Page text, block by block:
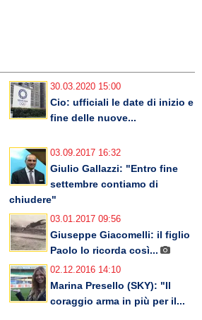
30.03.2020 15:00
Cio: ufficiali le date di inizio e
fine delle nuove...
03.09.2017 16:32
Giulio Gallazzi: "Entro fine
settembre contiamo di
chiudere"
03.01.2017 09:56
Giuseppe Giacomelli: il figlio
Paolo lo ricorda così...
02.12.2016 14:10
Marina Presello (SKY): "Il
coraggio arma in più per il...